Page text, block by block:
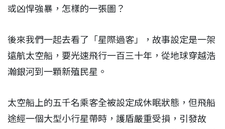
或凶悍強暴，怎樣的一張圖？
後來我們一起去看了「星際過客」，故事設定是一架
遠航太空船，要光速飛行一百三十年，從地球穿越浩
瀚銀河到一顆新殖民星。
太空船上的五千名乘客全被設定成休眠狀態，但飛船
途經一個大型小行星帶時，護盾嚴重受損，引發故